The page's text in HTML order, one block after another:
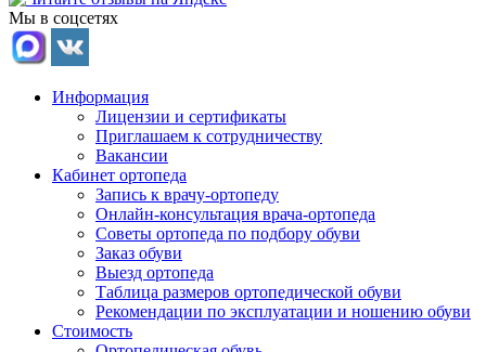
Мы в соцсетях
Информация
Лицензии и сертификаты
Приглашаем к сотрудничеству
Вакансии
Кабинет ортопеда
Запись к врачу-ортопеду
Онлайн-консультация врача-ортопеда
Советы ортопеда по подбору обуви
Заказ обуви
Выезд ортопеда
Таблица размеров ортопедической обуви
Рекомендации по эксплуатации и ношению обуви
Стоимость